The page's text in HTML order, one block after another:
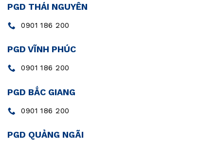
PGD THÁI NGUYÊN
0901 186 200
PGD VĨNH PHÚC
0901 186 200
PGD BẮC GIANG
0901 186 200
PGD QUẢNG NGÃI